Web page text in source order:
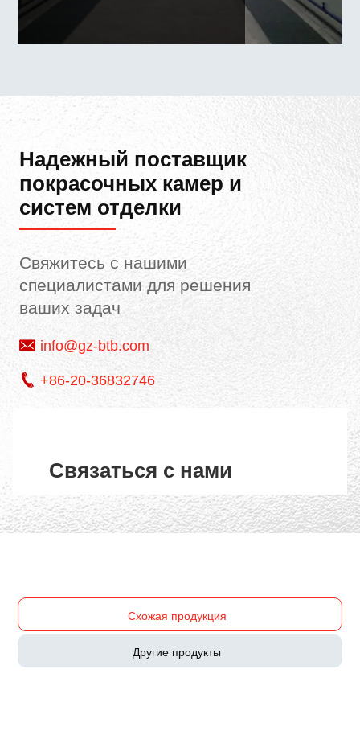
Надежный поставщик
покрасочных камер и
систем отделки
Свяжитесь с нашими
специалистами для решения
ваших задач
info@gz-btb.com
+86-20-36832746
Связаться с нами
Схожая продукция
Другие продукты